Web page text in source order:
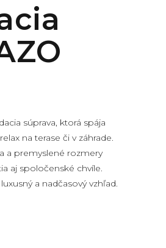
súprava, ktorá spája
na terase či v záhrade.
a premyslené rozmery
aj spoločenské chvíle.
a nadčasový vzhľad.